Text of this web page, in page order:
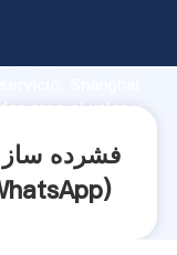
de
)